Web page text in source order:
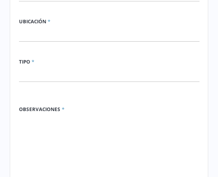
UBICACIÓN *
TIPO *
OBSERVACIONES *